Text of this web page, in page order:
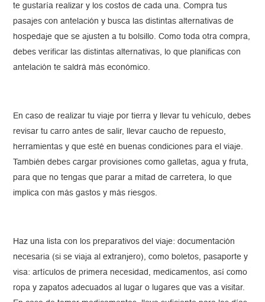
te gustaría realizar y los costos de cada una. Compra tus
pasajes con antelación y busca las distintas alternativas de
hospedaje que se ajusten a tu bolsillo. Como toda otra compra,
debes verificar las distintas alternativas, lo que planificas con
antelación te saldrá más económico.
En caso de realizar tu viaje por tierra y llevar tu vehículo, debes
revisar tu carro antes de salir, llevar caucho de repuesto,
herramientas y que esté en buenas condiciones para el viaje.
También debes cargar provisiones como galletas, agua y fruta,
para que no tengas que parar a mitad de carretera, lo que
implica con más gastos y más riesgos.
Haz una lista con los preparativos del viaje: documentación
necesaria (si se viaja al extranjero), como boletos, pasaporte y
visa: artículos de primera necesidad, medicamentos, así como
ropa y zapatos adecuados al lugar o lugares que vas a visitar.